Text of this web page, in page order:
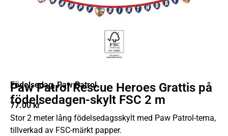
Födelsedag,Paw Patrol
Paw Patrol Rescue Heroes Grattis på
födelsedagen-skylt FSC 2 m
77.00kr
Stor 2 meter lång födelsedagsskylt med Paw Patrol-tema,
tillverkad av FSC-märkt papper.